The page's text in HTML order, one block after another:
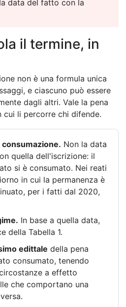
data del fatto con la
il termine, in
non è una formula unica
e ciascuno può essere
dagli altri. Vale la pena
cui li percorre chi difende.
consumazione. Non la data
quella dell'iscrizione: il
si è consumato. Nei reati
in cui la permanenza è
per i fatti dal 2020,
In base a quella data,
della Tabella 1.
edittale della pena
consumato, tenendo
a effetto
che comportano una